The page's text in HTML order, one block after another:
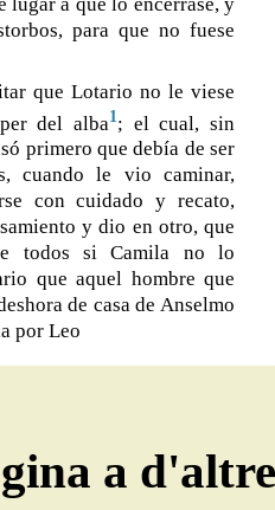
para que no fuese
que Lotario no le viese
del alba1; el cual, sin
primero que debía de ser
cuando le vio caminar,
con cuidado y recato,
y dio en otro, que
todos si Camila no lo
que aquel hombre que
de casa de Anselmo
por Leo
a